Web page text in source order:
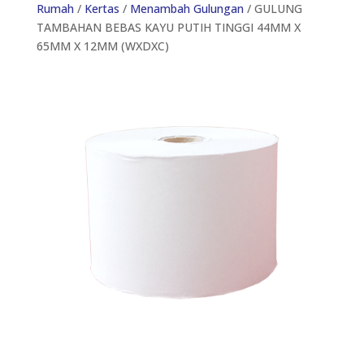
Rumah / Kertas / Menambah Gulungan / GULUNG
TAMBAHAN BEBAS KAYU PUTIH TINGGI 44MM X
65MM X 12MM (WXDXC)